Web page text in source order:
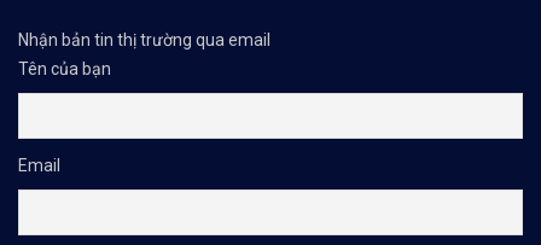
Nhận bản tin thị trường qua email
Tên của bạn
Email